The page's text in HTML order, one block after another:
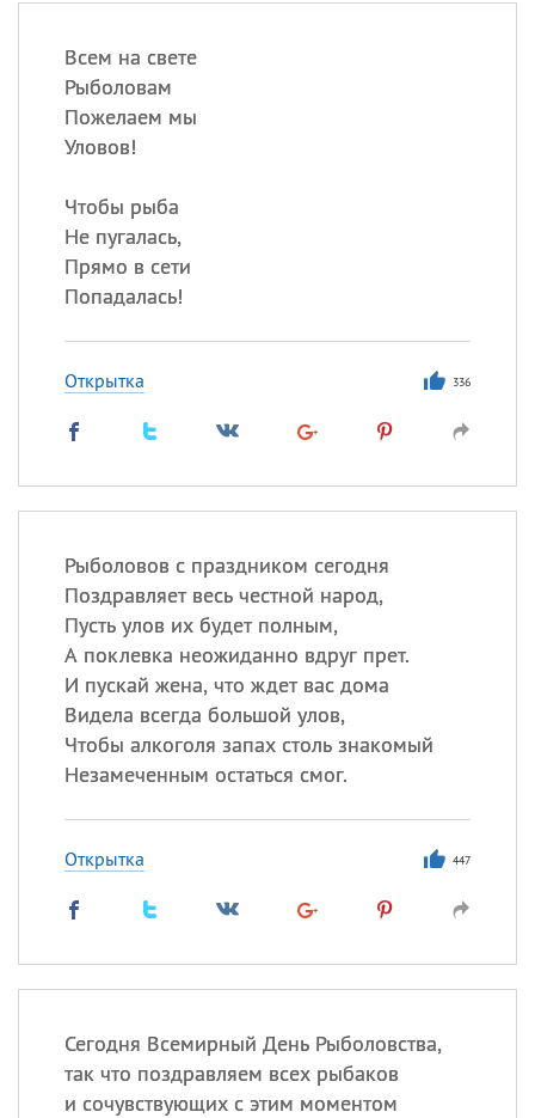
Всем на свете
Рыболовам
Пожелаем мы
Уловов!
Чтобы рыба
Не пугалась,
Прямо в сети
Попадалась!
Открытка 336
Рыболовов с праздником сегодня
Поздравляет весь честной народ,
Пусть улов их будет полным,
А поклевка неожиданно вдруг прет.
И пускай жена, что ждет вас дома
Видела всегда большой улов,
Чтобы алкоголя запах столь знакомый
Незамеченным остаться смог.
Открытка 447
Сегодня Всемирный День Рыболовства,
так что поздравляем всех рыбаков
и сочувствующих с этим моментом